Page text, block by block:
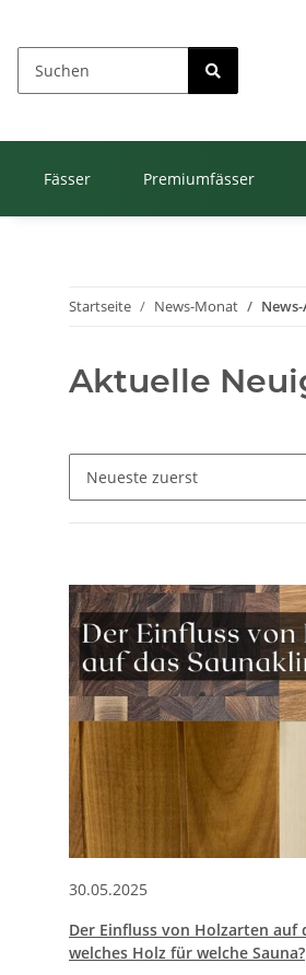
Fässer Premiumfässer
Startseite News-Monat
Aktuelle
30.05.2025
Der Einfluss von Holzarten auf
welches Holz für welche Sauna?